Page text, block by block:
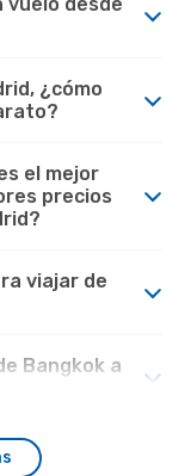
¿cómo
el mejor
precios
viajar de
Bangkok a